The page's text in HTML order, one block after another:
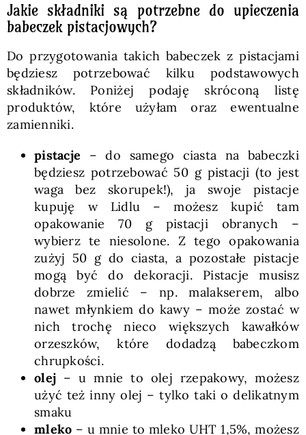
Jakie składniki są potrzebne do upieczenia
babeczek pistacjowych?
Do przygotowania takich babeczek z pistacjami
będziesz potrzebować kilku podstawowych
składników. Poniżej podaję skróconą listę
produktów, które użyłam oraz ewentualne
zamienniki.
pistacje – do samego ciasta na babeczki
będziesz potrzebować 50 g pistacji (to jest
waga bez skorupek!), ja swoje pistacje
kupuję w Lidlu – możesz kupić tam
opakowanie 70 g pistacji obranych –
wybierz te niesolone. Z tego opakowania
zużyj 50 g do ciasta, a pozostałe pistacje
mogą być do dekoracji. Pistacje musisz
dobrze zmielić – np. malakserem, albo
nawet młynkiem do kawy – może zostać w
nich trochę nieco większych kawałków
orzeszków, które dodadzą babeczkom
chrupkości.
olej – u mnie to olej rzepakowy, możesz
użyć też inny olej – tylko taki o delikatnym
smaku
mleko – u mnie to mleko UHT 1,5%, możesz